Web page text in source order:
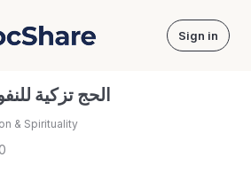
DocShare Sign in
الحج تزكية
& Spirituality